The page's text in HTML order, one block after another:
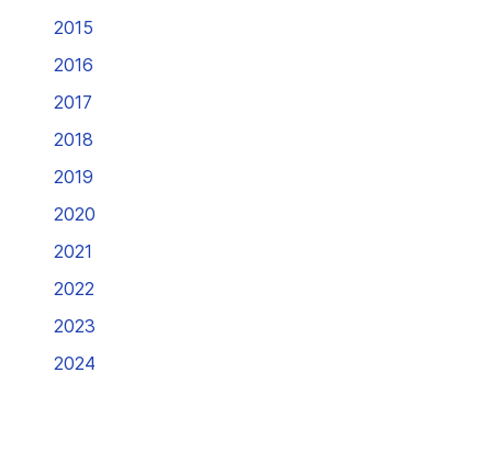
2015
2016
2017
2018
2019
2020
2021
2022
2023
2024